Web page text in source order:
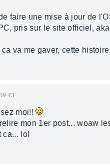
faire une mise à jour de
pris sur le site officiel,
va me gaver, cette
moi!!
mon 1er post... woaw
ca... lol